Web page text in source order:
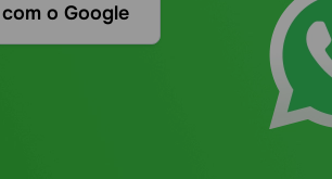
o Google